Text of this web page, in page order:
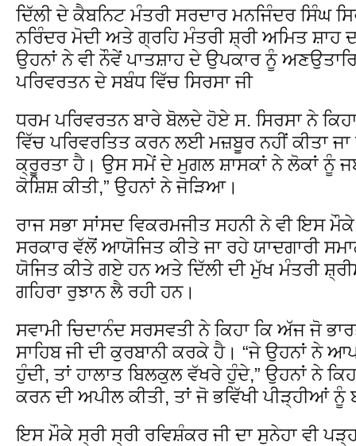
ਦਿੱਲੀ ਦੇ ਕੈਬਨਿਟ ਮੰਤਰੀ ਸਰਦਾਰ ਮਨਜਿੰਦਰ ਸਿੰਘ
ਨਰਿੰਦਰ ਮੋਦੀ ਅਤੇ ਗ੍ਰਹਿ ਮੰਤਰੀ ਸ਼੍ਰੀ ਅਮਿਤ ਸ਼ਾਹ
ਉਹਨਾਂ ਨੇ ਵੀ ਨੌਵੇਂ ਪਾਤਸ਼ਾਹ ਦੇ ਉਪਕਾਰ ਨੂੰ
ਪਰਿਵਰਤਨ ਦੇ ਸਬੰਧ ਵਿੱਚ ਸਿਰਸਾ ਜੀ
ਧਰਮ ਪਰਿਵਰਤਨ ਬਾਰੇ ਬੋਲਦੇ ਹੋਏ ਸ. ਸਿਰਸਾ ਨੇ
ਵਿੱਚ ਪਰਿਵਰਤਿਤ ਕਰਨ ਲਈ ਮਜ਼ਬੂਰ ਨਹੀਂ ਕੀਤਾ
ਕ੍ਰੂਰਤਾ ਹੈ। ਉਸ ਸਮੇਂ ਦੇ ਮੁਗਲ ਸ਼ਾਸਕਾਂ ਨੇ ਲੋਕਾਂ ਨੂੰ
ਕੋਸ਼ਿਸ਼ ਕੀਤੀ,” ਉਹਨਾਂ ਨੇ ਜੋੜਿਆ।
ਰਾਜ ਸਭਾ ਸਾਂਸਦ ਵਿਕਰਮਜੀਤ ਸਹਨੀ ਨੇ ਵੀ ਇਸ
ਸਰਕਾਰ ਵੱਲੋਂ ਆਯੋਜਿਤ ਕੀਤੇ ਜਾ ਰਹੇ ਯਾਦਗਾਰੀ
ਯੋਜਿਤ ਕੀਤੇ ਗਏ ਹਨ ਅਤੇ ਦਿੱਲੀ ਦੀ ਮੁੱਖ ਮੰਤਰੀ
ਗਹਿਰਾ ਰੁਝਾਨ ਲੈ ਰਹੀ ਹਨ।
ਸਵਾਮੀ ਚਿਦਾਨੰਦ ਸਰਸਵਤੀ ਨੇ ਕਿਹਾ ਕਿ ਅੱਜ ਜੋ
ਸਾਹਿਬ ਜੀ ਦੀ ਕੁਰਬਾਨੀ ਕਰਕੇ ਹੈ। “ਜੇ ਉਹਨਾਂ ਨੇ
ਹੁੰਦੀ, ਤਾਂ ਹਾਲਾਤ ਬਿਲਕੁਲ ਵੱਖਰੇ ਹੁੰਦੇ,” ਉਹਨਾਂ ਨੇ
ਕਰਨ ਦੀ ਅਪੀਲ ਕੀਤੀ, ਤਾਂ ਜੋ ਭਵਿੱਖੀ ਪੀੜ੍ਹੀਆਂ
ਇਸ ਮੌਕੇ ਸ੍ਰੀ ਸ੍ਰੀ ਰਵਿਸ਼ੰਕਰ ਜੀ ਦਾ ਸੁਨੇਹਾ ਵੀ